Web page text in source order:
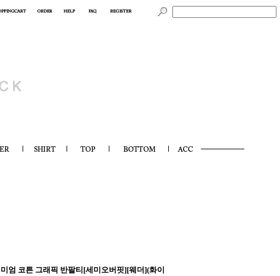
엄 코튼 그래픽 반팔티[세미오버핏][웨더](화이